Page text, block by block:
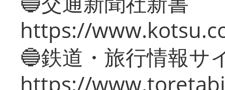
https://
🔵鉄道・旅行情報サ
https://